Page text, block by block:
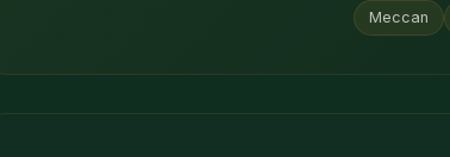
Meccan